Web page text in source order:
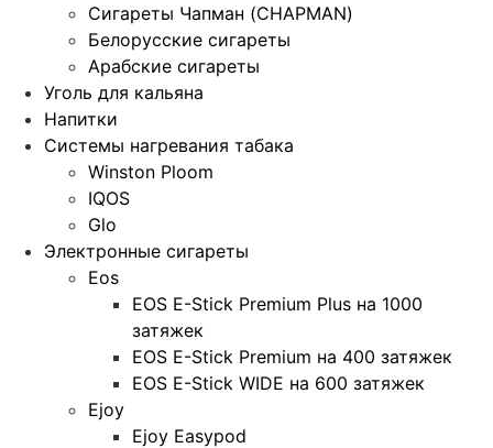
Сигареты Чапман (CHAPMAN)
Белорусские сигареты
Арабские сигареты
Уголь для кальяна
Напитки
Системы нагревания табака
Winston Ploom
IQOS
Glo
Электронные сигареты
Eos
EOS E-Stick Premium Plus на 1000
затяжек
EOS E-Stick Premium на 400 затяжек
EOS E-Stick WIDE на 600 затяжек
Ejoy
Ejoy Easypod